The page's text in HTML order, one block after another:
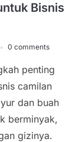
Bisnis
0 comments
penting
camilan
dan buah
berminyak,
gizinya.